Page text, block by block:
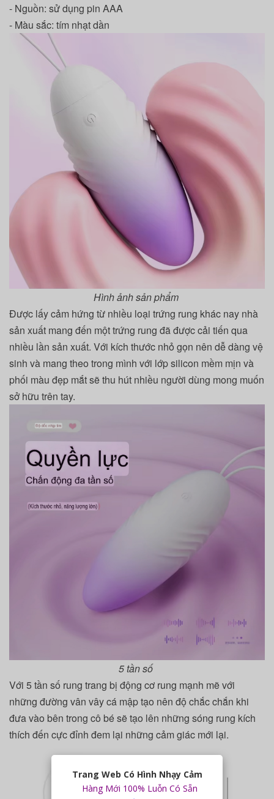
- Nguồn: sử dụng pin AAA
- Màu sắc: tím nhạt dần
Hình ảnh sản phẩm
Được lấy cảm hứng từ nhiều loại trứng rung khác nay nhà
sản xuất mang đến một trứng rung đã được cải tiến qua
nhiều lần sản xuất. Với kích thước nhỏ gọn nên dễ dàng vệ
sinh và mang theo trong mình với lớp silicon mềm mịn và
phối màu đẹp mắt sẽ thu hút nhiều người dùng mong muốn
sở hữu trên tay.
5 tần số
Với 5 tần số rung trang bị động cơ rung mạnh mẽ với
những đường vân vây cá mập tạo nên độ chắc chắn khi
đưa vào bên trong cô bé sẽ tạo lên những sóng rung kích
thích đến cực đỉnh đem lại những cảm giác mới lại.
Trang Web Có Hình Nhạy Cảm
Hàng Mới 100% Luỗn Có Sẵn